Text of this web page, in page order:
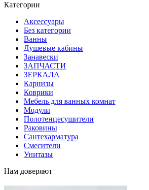
Категории
Аксессуары
Без категории
Ванны
Душевые кабины
Занавески
ЗАПЧАСТИ
ЗЕРКАЛА
Карнизы
Коврики
Мебель для ванных комнат
Модули
Полотенцесушители
Раковины
Сантехарматура
Смесители
Унитазы
Нам доверяют